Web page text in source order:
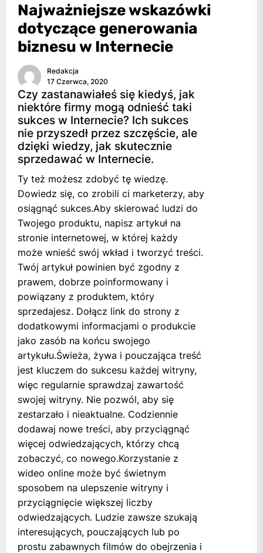
Najważniejsze wskazówki
dotyczące generowania
biznesu w Internecie
Redakcja
17 Czerwca, 2020
Czy zastanawiałeś się kiedyś, jak
niektóre firmy mogą odnieść taki
sukces w Internecie? Ich sukces
nie przyszedł przez szczęście, ale
dzięki wiedzy, jak skutecznie
sprzedawać w Internecie.
Ty też możesz zdobyć tę wiedzę.
Dowiedz się, co zrobili ci marketerzy, aby
osiągnąć sukces.Aby skierować ludzi do
Twojego produktu, napisz artykuł na
stronie internetowej, w której każdy
może wnieść swój wkład i tworzyć treści.
Twój artykuł powinien być zgodny z
prawem, dobrze poinformowany i
powiązany z produktem, który
sprzedajesz. Dołącz link do strony z
dodatkowymi informacjami o produkcie
jako zasób na końcu swojego
artykułu.Świeża, żywa i pouczająca treść
jest kluczem do sukcesu każdej witryny,
więc regularnie sprawdzaj zawartość
swojej witryny. Nie pozwól, aby się
zestarzało i nieaktualne. Codziennie
dodawaj nowe treści, aby przyciągnąć
więcej odwiedzających, którzy chcą
zobaczyć, co nowego.Korzystanie z
wideo online może być świetnym
sposobem na ulepszenie witryny i
przyciągnięcie większej liczby
odwiedzających. Ludzie zawsze szukają
interesujących, pouczających lub po
prostu zabawnych filmów do obejrzenia i